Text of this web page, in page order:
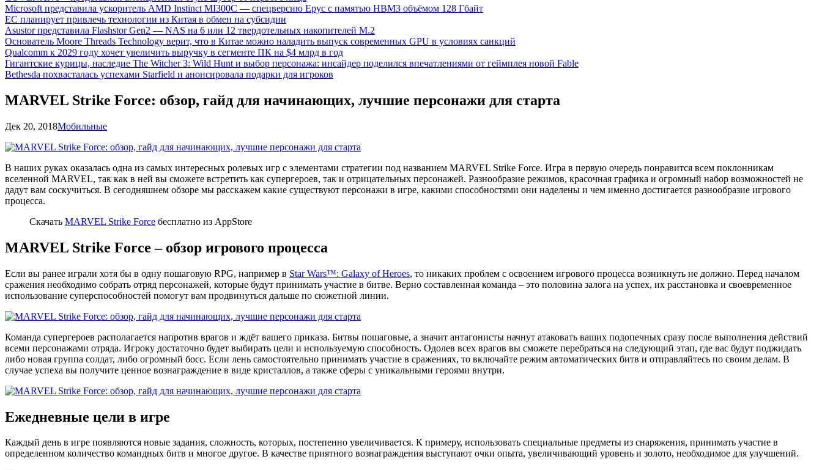
Microsoft представила ускоритель AMD Instinct MI300C — спецверсию Epyc с памятью HBM3 объёмом 128 Гбайт
ЕС планирует привлечь технологии из Китая в обмен на субсидии
Asustor представила Flashstor Gen2 — NAS на 6 или 12 твердотельных накопителей M.2
Основатель Moore Threads Technology верит, что в Китае можно наладить выпуск современных GPU в условиях санкций
Qualcomm к 2029 году хочет увеличить выручку в сегменте ПК на $4 млрд в год
Гигантские курицы, наследие The Witcher 3: Wild Hunt и выбор персонажа: инсайдер поделился впечатлениями от геймплея новой Fable
Bethesda похвасталась успехами Starfield и анонсировала подарки для игроков
MARVEL Strike Force: обзор, гайд для начинающих, лучшие персонажи для старта
Дек 20, 2018Мобильные
В наших руках оказалась одна из самых интересных ролевых игр с элементами стратегии под названием MARVEL Strike Force. Игра в первую очередь понравится всем поклонникам
вселенной MARVEL, так как в ней вы сможете встретить как супергероев, так и отрицательных персонажей. Разнообразие режимов, красочная графика и огромный набор возможностей не
дадут вам соскучиться. В сегодняшнем обзоре мы расскажем какие существуют персонажи в игре, какими способностями они наделены и чем именно достигается разнообразие игрового
процесса.
Скачать MARVEL Strike Force бесплатно из AppStore
MARVEL Strike Force – обзор игрового процесса
Если вы ранее играли хотя бы в одну пошаговую RPG, например в Star Wars™: Galaxy of Heroes, то никаких проблем с освоением игрового процесса возникнуть не должно. Перед началом
сражения необходимо собрать отряд персонажей, которые будут принимать участие в битве. Верно составленная команда – это половина залога на успех, их расстановка и своевременное
использование суперспособностей помогут вам продвинуться дальше по сюжетной линии.
Команда супергероев располагается напротив врагов и ждёт вашего приказа. Битвы пошаговые, а значит антагонисты начнут атаковать ваших подопечных сразу после выполнения действий
всеми персонажами отряда. Игроку достаточно будет выбирать цели и используемую способность. Одолев всех врагов вы сможете перебраться на следующий этап, где вас будут поджидать
либо новая группа солдат, либо огромный босс. Если лень самостоятельно принимать участие в сражениях, то включайте режим автоматических битв и отправляйтесь по своим делам. В
случае успеха вы получите ценное вознаграждение в виде кристаллов, а также сферы с уникальными героями внутри.
Ежедневные цели в игре
Каждый день в игре появляются новые задания, сложность, которых, постепенно увеличивается. К примеру, использовать специальные предметы из снаряжения, принимать участие в
определенном количество командных битв и многое другое. В качестве приятного вознаграждения выступают очки опыта, увеличивающий уровень и золото, необходимое для улучшений.